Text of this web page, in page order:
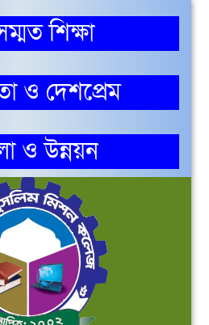
শিক্ষা
ও দেশপ্রেম
ও উন্নয়ন